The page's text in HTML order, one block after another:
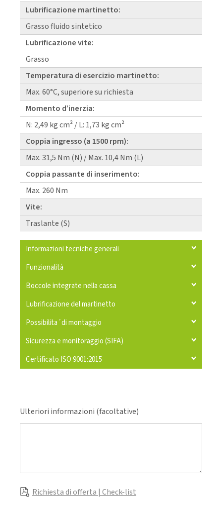
Lubrificazione martinetto:
Grasso fluido sintetico
Lubrificazione vite:
Grasso
Temperatura di esercizio martinetto:
Max. 60°C, superiore su richiesta
Momento d’inerzia:
N: 2,49 kg cm² / L: 1,73 kg cm²
Coppia ingresso (a 1500 rpm):
Max. 31,5 Nm (N) / Max. 10,4 Nm (L)
Coppia passante di inserimento:
Max. 260 Nm
Vite:
Traslante (S)
Informazioni tecniche generali
Funzionalità
Boccole integrate nella cassa
Lubrificazione del martinetto
Possibilita´di montaggio
Sicurezza e monitoraggio (SIFA)
Certificato ISO 9001:2015
Ulteriori informazioni (facoltative)
Richiesta di offerta | Check-list